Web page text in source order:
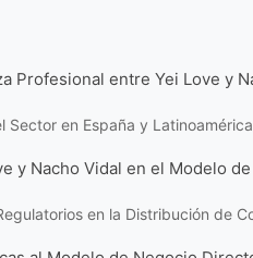
Profesional entre Yei Love y
Sector en España y Latinoamérica
y Nacho Vidal en el Modelo
en la Distribución de